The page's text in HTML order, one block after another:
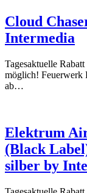
Cloud
Intermedia
Tagesaktuelle
möglich! Feuerwerk
ab…
Elektrum
(Black
silber by